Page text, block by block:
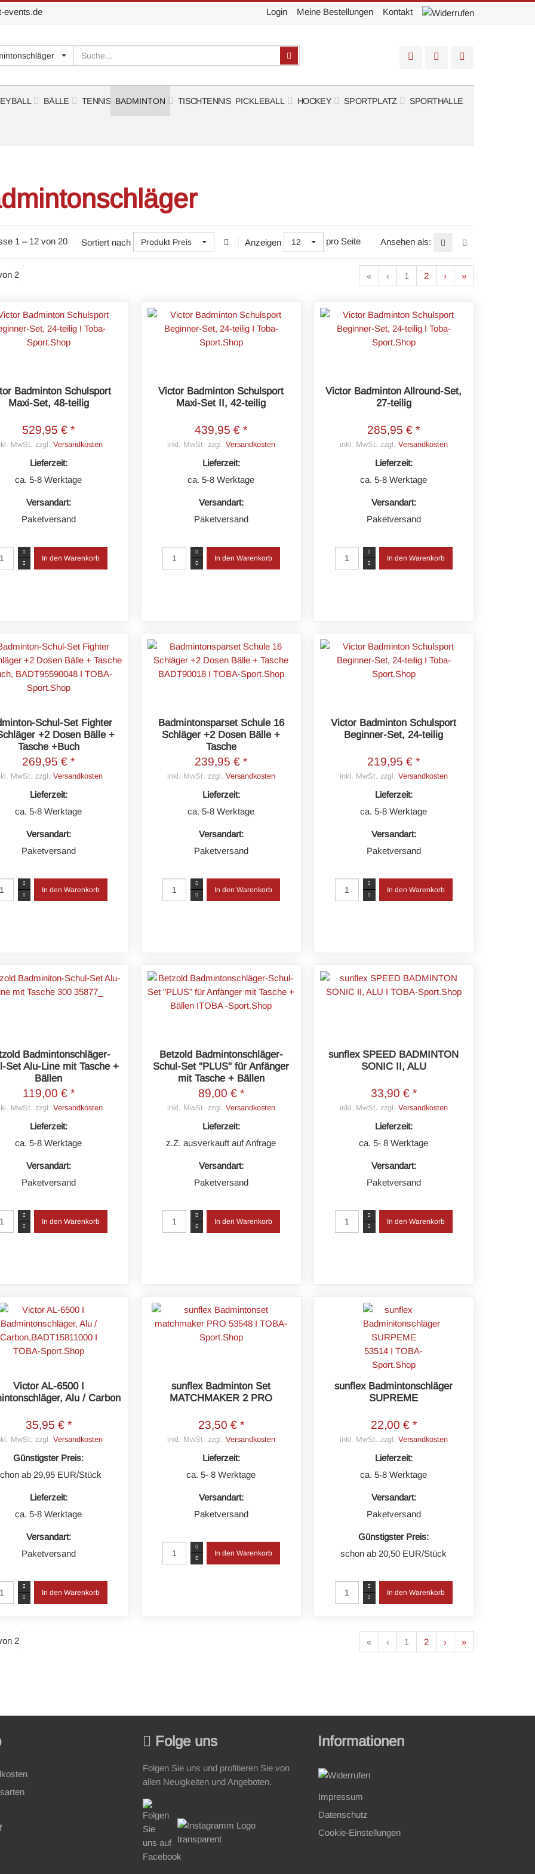
events.de Login Meine Bestellungen Kontakt
Suchen
Suchen
BÄLLE TENNIS BADMINTON TISCHTENNIS PICKLEBALL HOCKEY SPORTPLATZ SPORTHALLE
1 – 12 von 20 Sortiert nach Produkt Preis Anzeigen 12 pro Seite Ansehen als:
2 « ‹ 1 2 › »
Badminton Schulsport
Maxi-Set, 48-teilig
529,95 € *
MwSt. zzgl. Versandkosten
Lieferzeit:
ca. 5-8 Werktage
Versandart:
Paketversand
Victor Badminton Schulsport
Maxi-Set II, 42-teilig
439,95 € *
inkl. MwSt. zzgl. Versandkosten
Lieferzeit:
ca. 5-8 Werktage
Versandart:
Paketversand
Victor Badminton Allround-Set,
27-teilig
285,95 € *
inkl. MwSt. zzgl. Versandkosten
Lieferzeit:
ca. 5-8 Werktage
Versandart:
Paketversand
Schul-Set Fighter
+2 Dosen Bälle +
Tasche +Buch
269,95 € *
MwSt. zzgl. Versandkosten
Lieferzeit:
ca. 5-8 Werktage
Versandart:
Paketversand
Badmintonsparset Schule 16
Schläger +2 Dosen Bälle +
Tasche
239,95 € *
inkl. MwSt. zzgl. Versandkosten
Lieferzeit:
ca. 5-8 Werktage
Versandart:
Paketversand
Victor Badminton Schulsport
Beginner-Set, 24-teilig
219,95 € *
inkl. MwSt. zzgl. Versandkosten
Lieferzeit:
ca. 5-8 Werktage
Versandart:
Paketversand
Badmintonschläger-
Set Alu-Line mit Tasche +
Bällen
119,00 € *
MwSt. zzgl. Versandkosten
Lieferzeit:
ca. 5-8 Werktage
Versandart:
Paketversand
Betzold Badmintonschläger-
Schul-Set "PLUS" für Anfänger
mit Tasche + Bällen
89,00 € *
inkl. MwSt. zzgl. Versandkosten
Lieferzeit:
z.Z. ausverkauft auf Anfrage
Versandart:
Paketversand
sunflex SPEED BADMINTON
SONIC II, ALU
33,90 € *
inkl. MwSt. zzgl. Versandkosten
Lieferzeit:
ca. 5- 8 Werktage
Versandart:
Paketversand
Victor AL-6500 I
Alu / Carbon
35,95 € *
MwSt. zzgl. Versandkosten
Günstigster Preis:
ab 29,95 EUR/Stück
Lieferzeit:
ca. 5-8 Werktage
Versandart:
Paketversand
sunflex Badminton Set
MATCHMAKER 2 PRO
23,50 € *
inkl. MwSt. zzgl. Versandkosten
Lieferzeit:
ca. 5- 8 Werktage
Versandart:
Paketversand
sunflex Badmintonschläger
SUPREME
22,00 € *
inkl. MwSt. zzgl. Versandkosten
Lieferzeit:
ca. 5-8 Werktage
Versandart:
Paketversand
Günstigster Preis:
schon ab 20,50 EUR/Stück
2 « ‹ 1 2 › »
Folge uns
Folgen Sie uns und profitieren Sie von
allen Neuigkeiten und Angeboten.
Informationen
Impressum
Datenschutz
Cookie-Einstellungen